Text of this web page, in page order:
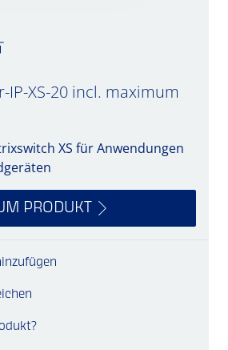
IP-XS-20 incl. maximum
XS für Anwendungen
PRODUKT